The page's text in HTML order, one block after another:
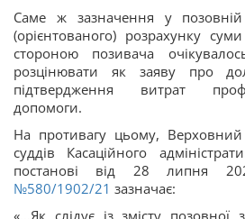
Саме ж зазначення у позовній
(орієнтованого) розрахунку
стороною позивача
розцінювати як заяву про
підтвердження витрат
допомоги.
На противагу цьому, Верховний
суддів Касаційного
постанові від 28 липня
№580/1902/21 зазначає:
«…Як слідує із змісту